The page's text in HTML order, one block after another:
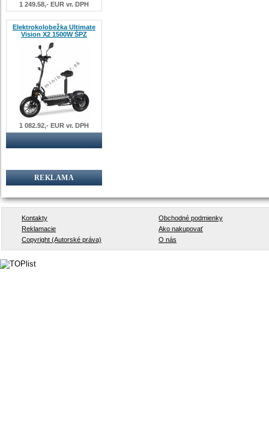
1 249.58,- EUR vr. DPH
Elektrokolobežka Ultimate
Vision X2 1500W ŠPZ
1 082.92,- EUR vr. DPH
REKLAMA
Kontakty
Obchodné podmienky
Reklamacie
Ako nakupovať
Copyright (Autorské práva)
O nás